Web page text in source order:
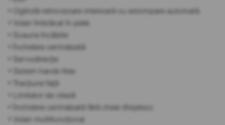
• Oglindă retrovizoare interioară cu estompare automată
• Volan îmbrăcat în piele
• Scaune încălzite
• Închidere centralizată
• Servodirecție
• Sistem hands-free
• Tracțiune față
• Limitator de viteză
• Închidere centralizată fără cheie (Keyless)
• Volan multifuncțional